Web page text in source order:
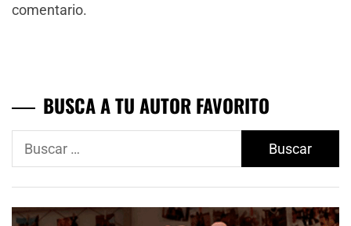
comentario.
BUSCA A TU AUTOR FAVORITO
Buscar: